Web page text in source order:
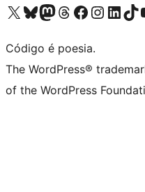
Visite a nossa conta X (antigo Twitter)
Visit our Bluesky account
Visit our Mastodon account
Visit our Threads account
Visite a nossa página do
Visite a nossa conta
Visite a nossa
Visit our
Código é poesia.
The WordPress®
of the WordPress